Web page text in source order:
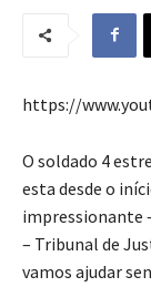
https://
O soldado 4
esta desde o
impressionante
– Tribunal de
vamos ajudar